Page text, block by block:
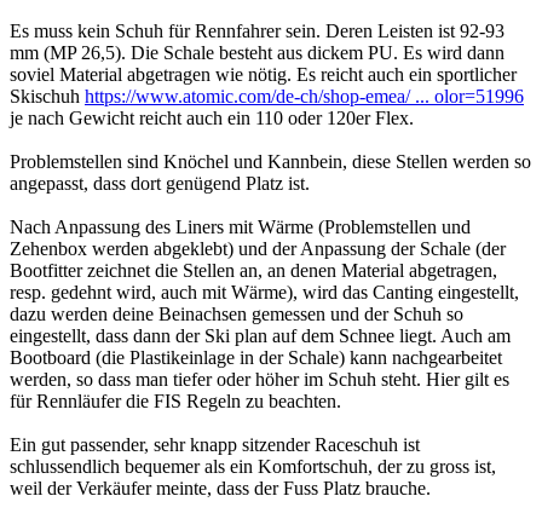
Es muss kein Schuh für Rennfahrer sein. Deren Leisten ist 92-93
mm (MP 26,5). Die Schale besteht aus dickem PU. Es wird dann
soviel Material abgetragen wie nötig. Es reicht auch ein sportlicher
Skischuh https://www.atomic.com/de-ch/shop-emea/ ... olor=51996
je nach Gewicht reicht auch ein 110 oder 120er Flex.
Problemstellen sind Knöchel und Kannbein, diese Stellen werden so
angepasst, dass dort genügend Platz ist.
Nach Anpassung des Liners mit Wärme (Problemstellen und
Zehenbox werden abgeklebt) und der Anpassung der Schale (der
Bootfitter zeichnet die Stellen an, an denen Material abgetragen,
resp. gedehnt wird, auch mit Wärme), wird das Canting eingestellt,
dazu werden deine Beinachsen gemessen und der Schuh so
eingestellt, dass dann der Ski plan auf dem Schnee liegt. Auch am
Bootboard (die Plastikeinlage in der Schale) kann nachgearbeitet
werden, so dass man tiefer oder höher im Schuh steht. Hier gilt es
für Rennläufer die FIS Regeln zu beachten.
Ein gut passender, sehr knapp sitzender Raceschuh ist
schlussendlich bequemer als ein Komfortschuh, der zu gross ist,
weil der Verkäufer meinte, dass der Fuss Platz brauche.